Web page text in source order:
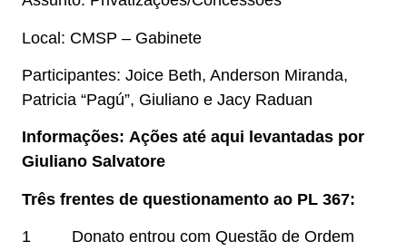
Local: CMSP – Gabinete
Participantes: Joice Beth, Anderson Miranda,
Patricia “Pagú”, Giuliano e Jacy Raduan
Informações: Ações até aqui levantadas por
Giuliano Salvatore
Três frentes de questionamento ao PL 367:
1 Donato entrou com Questão de Ordem